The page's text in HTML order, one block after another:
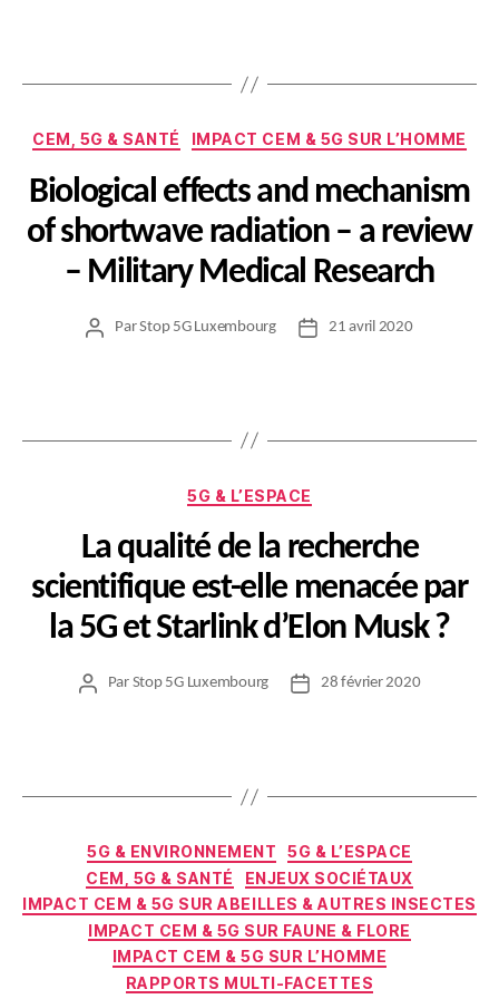
Catégories
CEM, 5G & SANTÉ IMPACT CEM & 5G SUR L’HOMME
Biological effects and mechanism
of shortwave radiation – a review
– Military Medical Research
Auteur
ParStop 5G Luxembourg
Date21 avril 2020
Catégories
5G & L’ESPACE
La qualité de la recherche
scientifique est-elle menacée par
la 5G et Starlink d’Elon Musk ?
Auteur
Par Stop 5G Luxembourg
Date28 février 2020
Catégories
5G & ENVIRONNEMENT
5G & L’ESPACE
CEM, 5G & SANTÉ
ENJEUX SOCIÉTAUX
IMPACT CEM & 5G SUR ABEILLES & AUTRES INSECTES
IMPACT CEM & 5G SUR FAUNE & FLORE
IMPACT CEM & 5G SUR L’HOMME
RAPPORTS MULTI-FACETTES